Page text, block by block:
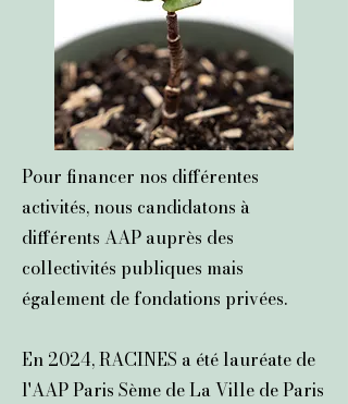
Pour financer nos différentes
activités, nous candidatons à
différents AAP auprès des
collectivités publiques mais
également de fondations privées.
En 2024, RACINES a été lauréate de
l'AAP Paris Sème de ​La Ville de Paris